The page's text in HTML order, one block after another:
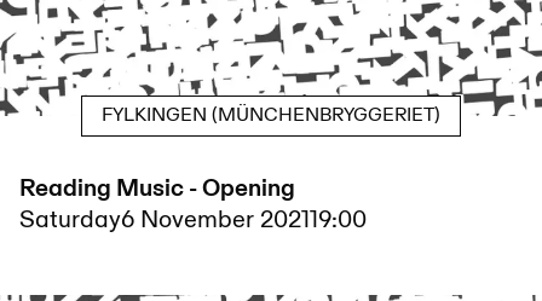
FYLKINGEN (MÜNCHENBRYGGERIET)
Reading Music - Opening
Saturday6 November 202119:00